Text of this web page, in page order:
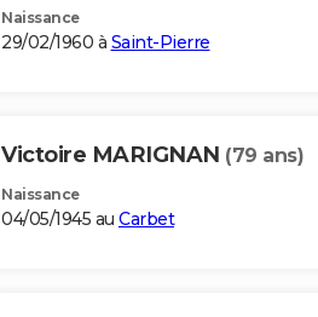
Naissance
29/02/1960 à Saint-Pierre
Victoire MARIGNAN (79 ans)
Naissance
04/05/1945 au Carbet